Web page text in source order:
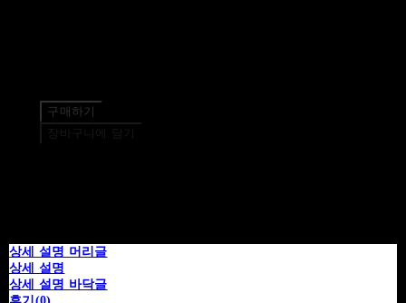
구매하기
장바구니에 담기
상세 설명 머리글
상세 설명
상세 설명 바닥글